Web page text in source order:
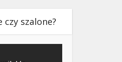
czy szalone?